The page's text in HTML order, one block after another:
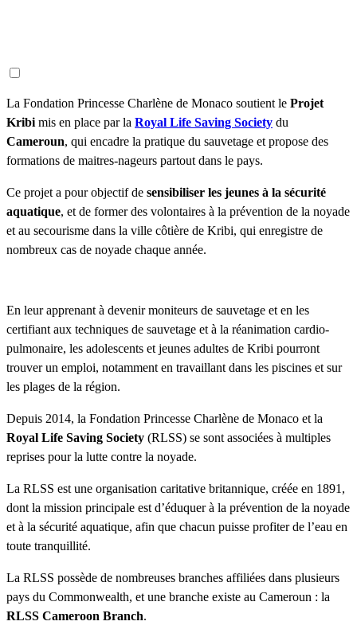
La Fondation Princesse Charlène de Monaco soutient le Projet
Kribi mis en place par la Royal Life Saving Society du
Cameroun, qui encadre la pratique du sauvetage et propose des
formations de maitres-nageurs partout dans le pays.
Ce projet a pour objectif de sensibiliser les jeunes à la sécurité
aquatique, et de former des volontaires à la prévention de la noyade
et au secourisme dans la ville côtière de Kribi, qui enregistre de
nombreux cas de noyade chaque année.
En leur apprenant à devenir moniteurs de sauvetage et en les
certifiant aux techniques de sauvetage et à la réanimation cardio-
pulmonaire, les adolescents et jeunes adultes de Kribi pourront
trouver un emploi, notamment en travaillant dans les piscines et sur
les plages de la région.
Depuis 2014, la Fondation Princesse Charlène de Monaco et la
Royal Life Saving Society (RLSS) se sont associées à multiples
reprises pour la lutte contre la noyade.
La RLSS est une organisation caritative britannique, créée en 1891,
dont la mission principale est d’éduquer à la prévention de la noyade
et à la sécurité aquatique, afin que chacun puisse profiter de l’eau en
toute tranquillité.
La RLSS possède de nombreuses branches affiliées dans plusieurs
pays du Commonwealth, et une branche existe au Cameroun : la
RLSS Cameroon Branch.